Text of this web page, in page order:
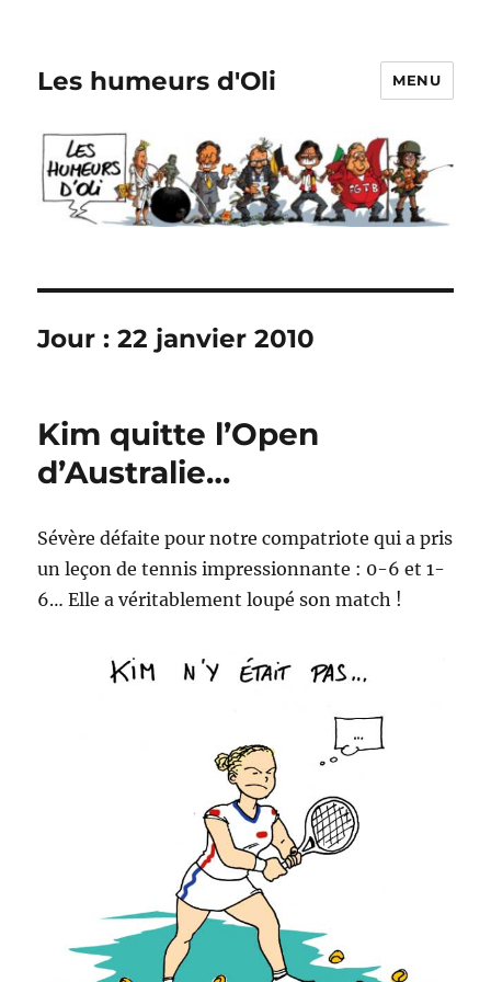
Les humeurs d'Oli MENU
Jour :22 janvier 2010
Kim quitte l’Open
d’Australie…
Sévère défaite pour notre compatriote qui a pris
un leçon de tennis impressionnante : 0-6 et 1-
6… Elle a véritablement loupé son match !